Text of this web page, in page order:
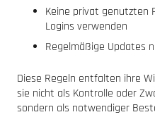
Keine privat genutzten
Logins verwenden
Regelmäßige Updates
Diese Regeln entfalten ihre
sie nicht als Kontrolle oder
sondern als notwendiger